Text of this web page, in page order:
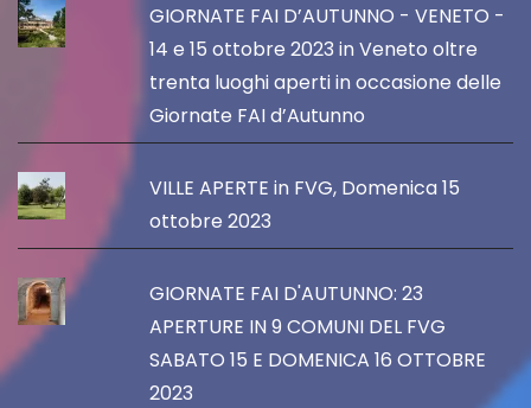
GIORNATE FAI D’AUTUNNO - VENETO -
14 e 15 ottobre 2023 in Veneto oltre
trenta luoghi aperti in occasione delle
Giornate FAI d’Autunno
VILLE APERTE in FVG, Domenica 15
ottobre 2023
GIORNATE FAI D'AUTUNNO: 23
APERTURE IN 9 COMUNI DEL FVG
SABATO 15 E DOMENICA 16 OTTOBRE
2023